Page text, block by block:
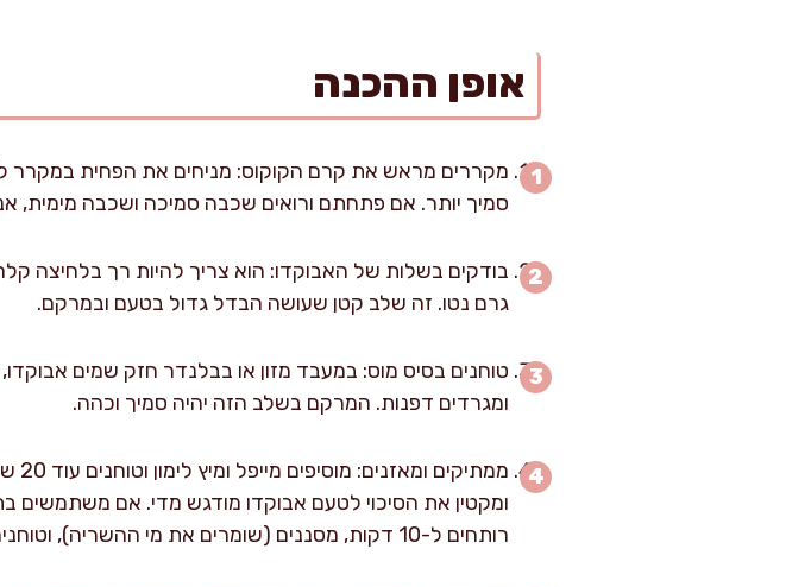
אופן ההכנה
סמיך יותר. אם פתחתם ורואים שכבה סמיכה ושכבה מימית,
גרם נטו. זה שלב קטן שעושה הבדל גדול בטעם ובמרקם.
ומגרדים דפנות. המרקם בשלב הזה יהיה סמיך וכהה.
רותחים ל-10 דקות, מסננים (שומרים את מי ההשריה), וטוחנים יחד עם שאר המרכיבים עד שאין חתיכות.